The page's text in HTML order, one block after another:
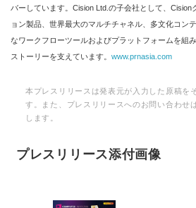
バーしています。Cision Ltd.の子会社として、Cision
ョン製品、世界最大のマルチチャネル、多文化コン
なワークフローツールおよびプラットフォームを組
ストーリーを支えています。 www.prnasia.com
本プレスリリースは発表元が入力した原稿を
す。また、プレスリリースへのお問い合わせ
します。
プレスリリース添付画像